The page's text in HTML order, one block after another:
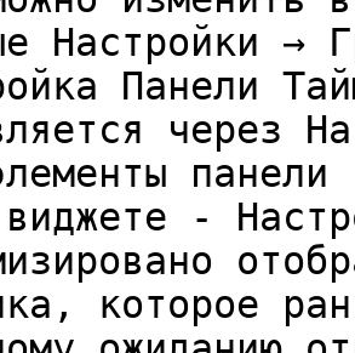
Настройки →
Панели
через
-
которое